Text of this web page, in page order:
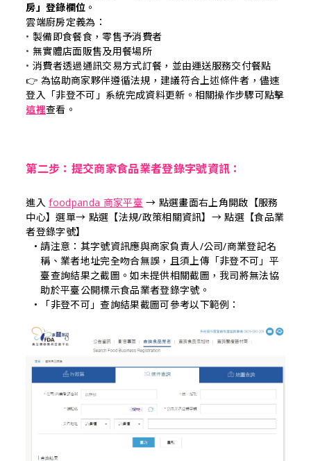
房」登錄欄位 。
雲端廚房定義為：
• 製備即食餐食，零售予消費者
• 無實體店面販售及用餐場所
• 消費者透過通訊交易方式訂餐，並由運送服務交付餐點
👉 為協助商家夥伴遵循法規，建議符合上述條件者，儘速
登入「非登不可」系統完成資料更新。相關操作步驟可點擊
這裡查看。
第二步：提交商家食品業者登錄字號資訊 ：
進入 foodpanda 商家平臺 → 點選畫面右上角開啟【服務
中心】選單→ 點選【法規/政策相關資訊】→ 點選【食品業
者登錄字號】
請注意：其字號資訊應與商家負責人/公司/商業登記名
稱、業者地址完全吻合無誤，且須上傳「非登不可」平
臺查詢結果之截圖。如未提供相關截圖，我司將無法協
助於平臺公開標示食品業者登錄字號。
「非登不可」查詢結果截圖可參考以下範例：